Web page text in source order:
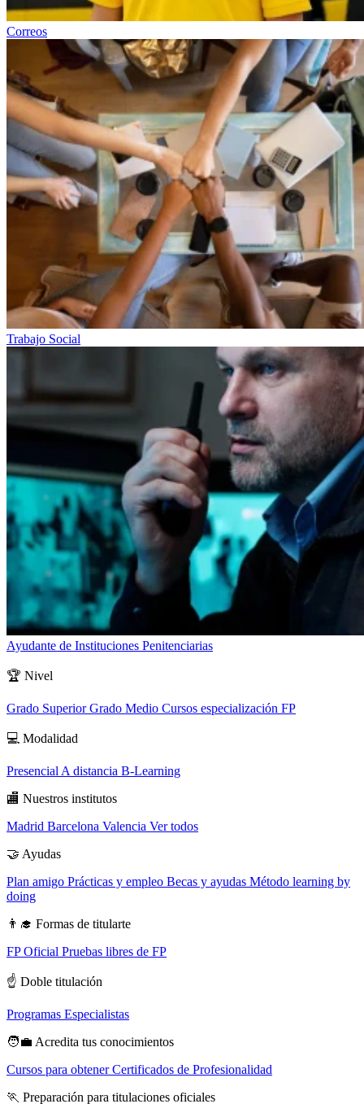
Correos
Trabajo Social
Ayudante de Instituciones Penitenciarias
🏆 Nivel
Grado SuperiorGrado Medio Cursos especialización FP
💻 Modalidad
Presencial A distancia B-Learning
🏬 Nuestros institutos
Madrid Barcelona Valencia Ver todos
🤝 Ayudas
Plan amigo Prácticas y empleo Becas y ayudas Método learning by
doing
👨‍🎓 Formas de titularte
FP Oficial Pruebas libres de FP
☝️ Doble titulación
Programas Especialistas
🧑‍💼 Acredita tus conocimientos
Cursos para obtener Certificados de Profesionalidad
🏃 Preparación para titulaciones oficiales